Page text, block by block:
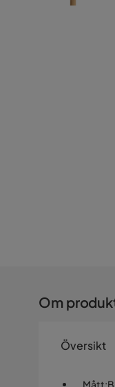
Om
Översikt
Mått: